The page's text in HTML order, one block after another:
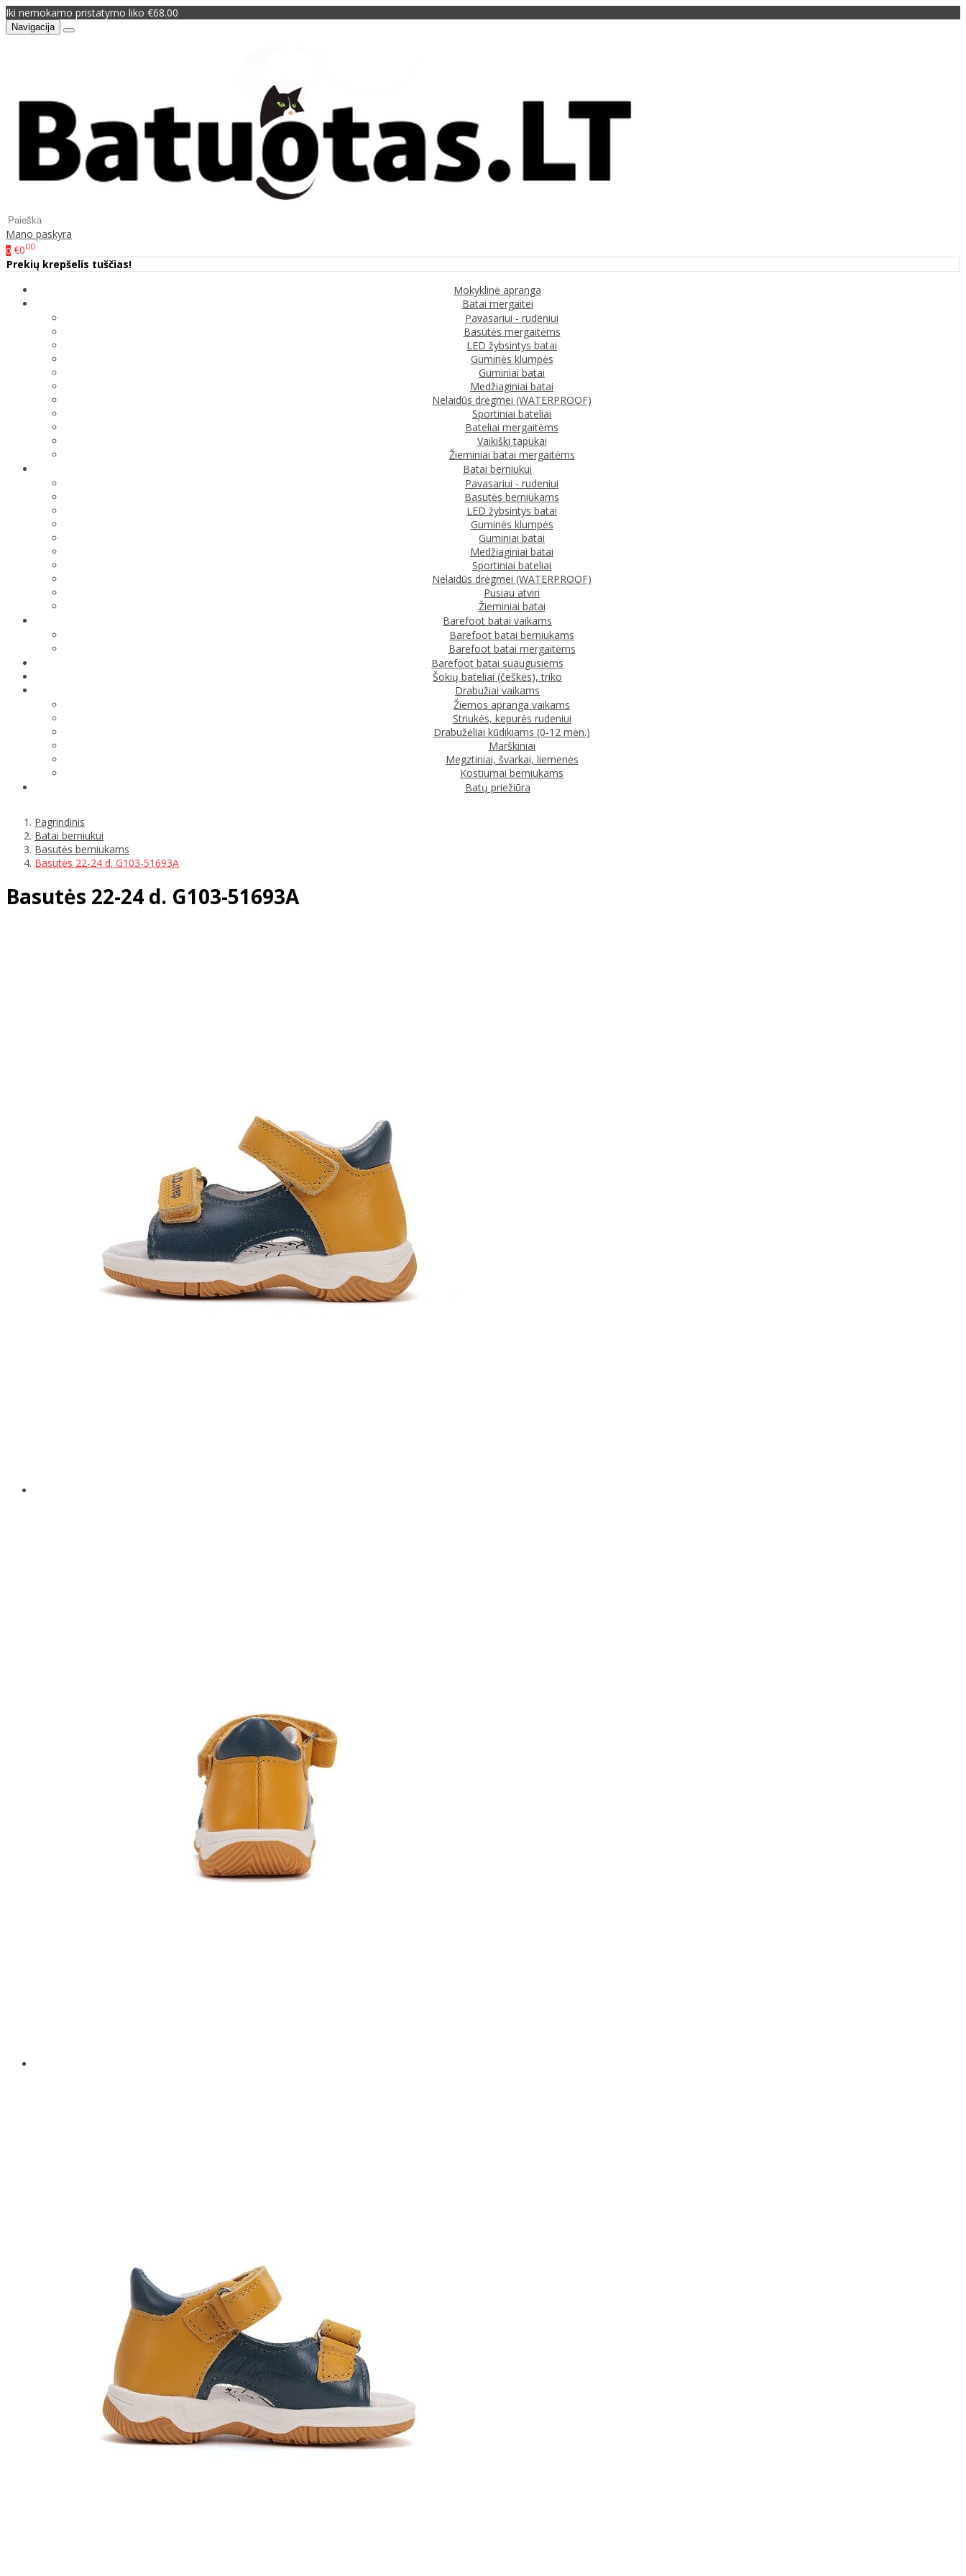
Iki nemokamo pristatymo liko €68.00
Navigacija
Mano paskyra
0 €000
Prekių krepšelis tuščias!
Mokyklinė apranga
Batai mergaitei
Pavasariui - rudeniui
Basutės mergaitėms
LED žybsintys batai
Guminės klumpės
Guminiai batai
Medžiaginiai batai
Nelaidūs drėgmei (WATERPROOF)
Sportiniai bateliai
Bateliai mergaitėms
Vaikiški tapukai
Žieminiai batai mergaitėms
Batai berniukui
Pavasariui - rudeniui
Basutės berniukams
LED žybsintys batai
Guminės klumpės
Guminiai batai
Medžiaginiai batai
Sportiniai bateliai
Nelaidūs drėgmei (WATERPROOF)
Pusiau atviri
Žieminiai batai
Barefoot batai vaikams
Barefoot batai berniukams
Barefoot batai mergaitėms
Barefoot batai suaugusiems
Šokių bateliai (češkės), triko
Drabužiai vaikams
Žiemos apranga vaikams
Striukės, kepurės rudeniui
Drabužėliai kūdikiams (0-12 mėn.)
Marškiniai
Megztiniai, švarkai, liemenės
Kostiumai berniukams
Batų priežiūra
Pagrindinis
Batai berniukui
Basutės berniukams
Basutės 22-24 d. G103-51693A
Basutės 22-24 d. G103-51693A